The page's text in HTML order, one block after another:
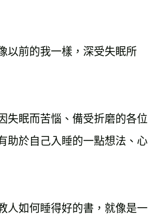
以前的我一樣，深受失眠所
失眠而苦惱、備受折磨的各位
助於自己入睡的一點想法、心
人如何睡得好的書，就像是一